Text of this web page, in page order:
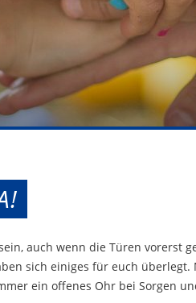
auch wenn die Türen vorerst
sich einiges für euch
ein offenes Ohr bei Sorgen